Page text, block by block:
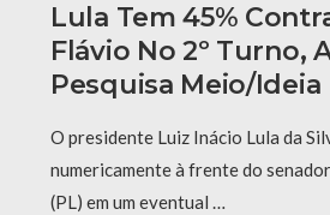
Lula Tem 45%
Flávio No 2º Turno,
Pesquisa Meio/Ideia
O presidente Luiz Inácio Lula da
numericamente à frente do
(PL) em um eventual …